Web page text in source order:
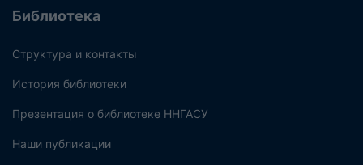
Библиотека
Структура и контакты
История библиотеки
Презентация о библиотеке ННГАСУ
Наши публикации